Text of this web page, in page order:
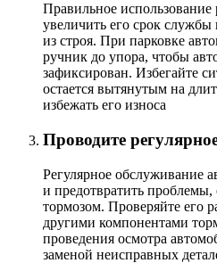
Правильное использование
увеличить его срок службы
из строя. При парковке
ручник до упора, чтобы
зафиксирован. Избегайте
остается вытянутым на
избежать его износа
Проводите
Регулярное обслуживание
и предотвратить
тормозом. Проверяйте его
другими компонентами
проведения осмотра
заменой неисправных